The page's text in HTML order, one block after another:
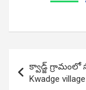
navigation
క్వాడ్జ్ గ్రామంలో
Kwadge village